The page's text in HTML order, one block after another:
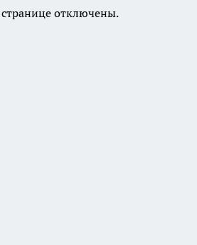
отключены.